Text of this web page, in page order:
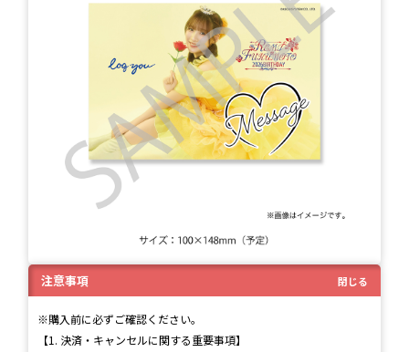
注意事項 閉じる
※購入前に必ずご確認ください。
【1. 決済・キャンセルに関する重要事項】